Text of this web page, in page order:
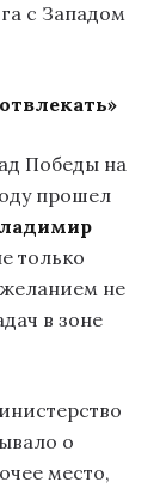
с Западом
Победы на
прошел
только
не
в зоне
о
место,